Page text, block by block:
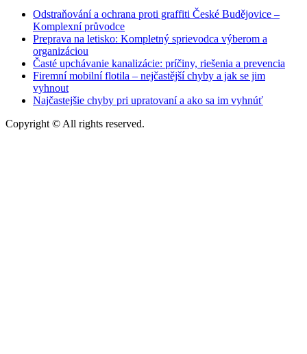
Odstraňování a ochrana proti graffiti České Budějovice –
Komplexní průvodce
Preprava na letisko: Kompletný sprievodca výberom a
organizáciou
Časté upchávanie kanalizácie: príčiny, riešenia a prevencia
Firemní mobilní flotila – nejčastější chyby a jak se jim
vyhnout
Najčastejšie chyby pri upratovaní a ako sa im vyhnúť
Copyright © All rights reserved.